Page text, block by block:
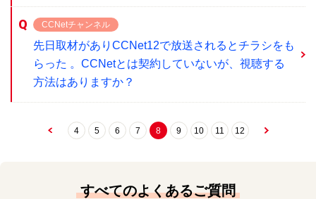
CCNetチャンネル
先日取材がありCCNet12で放送されるとチラシをも
らった 。CCNetとは契約していないが、視聴する
方法はありますか？
4 5 6 7 8 9 10 11 12
すべてのよくあるご質問